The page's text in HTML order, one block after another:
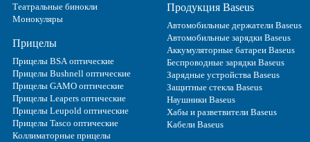
Театральные бинокли
Монокуляры
Прицелы
Прицелы BSA оптические
Прицелы Bushnell оптические
Прицелы GAMO оптические
Прицелы Leapers оптические
Прицелы Leupold оптические
Прицелы Tasco оптические
Коллиматорные прицелы
Продукция Baseus
Автомобильные держатели Baseus
Автомобильные зарядки Baseus
Аккумуляторные батареи Baseus
Беспроводные зарядки Baseus
Зарядные устройства Baseus
Защитные стекла Baseus
Наушники Baseus
Хабы и разветвители Baseus
Кабели Baseus